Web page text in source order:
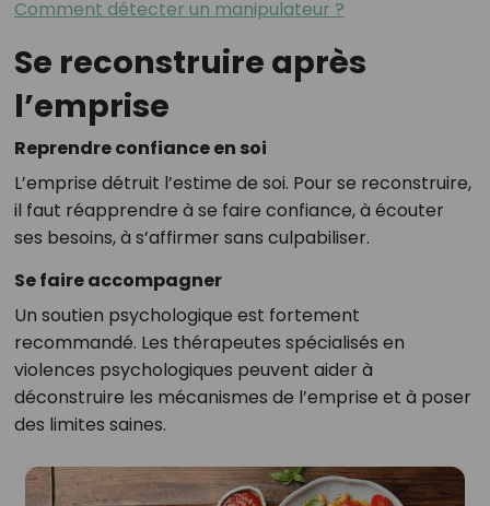
Comment détecter un manipulateur ?
Se reconstruire après
l’emprise
Reprendre confiance en soi
L’emprise détruit l’estime de soi. Pour se reconstruire,
il faut réapprendre à se faire confiance, à écouter
ses besoins, à s’affirmer sans culpabiliser.
Se faire accompagner
Un soutien psychologique est fortement
recommandé. Les thérapeutes spécialisés en
violences psychologiques peuvent aider à
déconstruire les mécanismes de l’emprise et à poser
des limites saines.